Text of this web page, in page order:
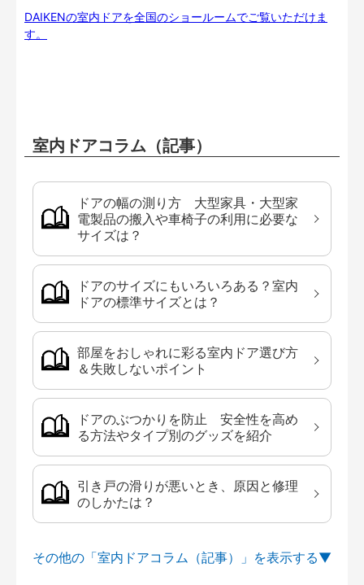
DAIKENの室内ドアを全国のショールームでご覧いただけま
す。
室内ドアコラム（記事）
ドアの幅の測り方 大型家具・大型家
電製品の搬入や車椅子の利用に必要な
サイズは？
ドアのサイズにもいろいろある？室内
ドアの標準サイズとは？
部屋をおしゃれに彩る室内ドア選び方
＆失敗しないポイント
ドアのぶつかりを防止 安全性を高め
る方法やタイプ別のグッズを紹介
引き戸の滑りが悪いとき、原因と修理
のしかたは？
その他の「室内ドアコラム（記事）」を